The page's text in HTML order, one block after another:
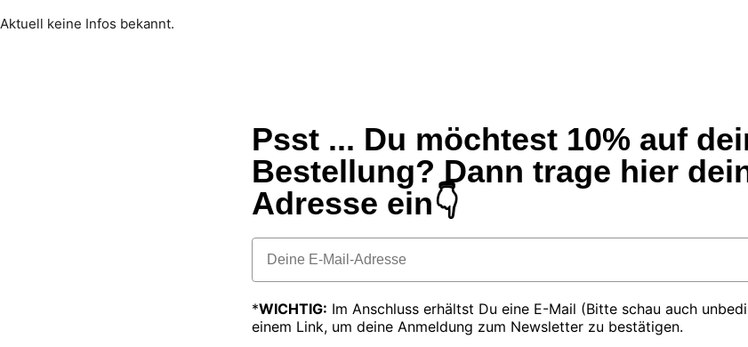
Aktuell keine Infos bekannt.
Psst ... Du möchtest 10% auf
Bestellung? Dann trage hier
Adresse ein👇
Email
*WICHTIG: Im Anschluss erhältst Du eine E-Mail (Bitte schau auch
einem Link, um deine Anmeldung zum Newsletter zu bestätigen.